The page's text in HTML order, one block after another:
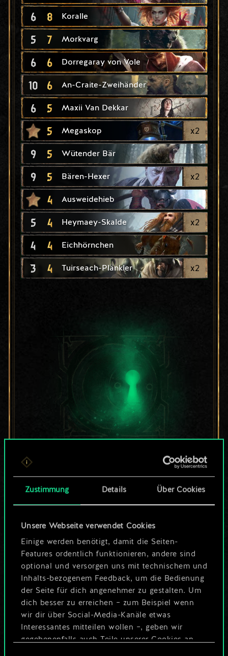
Zustimmung Details Über Cookies
Unsere Webseite verwendet Cookies
Einige werden benötigt, damit die Seiten-
Features ordentlich funktionieren, andere sind
optional und versorgen uns mit technischem und
Inhalts-bezogenem Feedback, um die Bedienung
der Seite für dich angenehmer zu gestalten. Um
dich besser zu erreichen – zum Beispiel wenn
wir dir über Social-Media-Kanäle etwas
Interessantes mitteilen wollen –, geben wir
gegebenenfalls auch Teile unserer Cookies an
6 8 Koralle
5 7 Morkvarg
6 6 Dorregaray von Vole
10 6 An-Craite-Zweihänder
6 5 Maxii Van Dekkar
5 Megaskop x2
9 5 Wütender Bär
9 5 Bären-Hexer x2
4 Ausweidehieb
5 4 Heymaey-Skalde x2
4 4 Eichhörnchen
3 4 Tuirseach-Plänkler x2
Bis jetzt ist dies nur
ein geteilter Satz
Wo es doch so viel
mehr sein kann!
Deck benennen und Leitfaden
Deck bearbeiten